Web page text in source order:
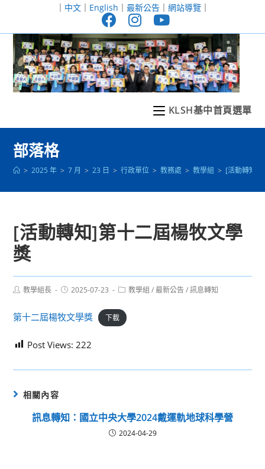
至
｜ 中文｜ English ｜ 最新公告｜ 網站導覽｜
KLSH基中首頁選單
部落格
> 2025 年 > 7 月 > 23 日 > 行政單位 > 教務處 > 教學組 > [活動轉知]
[活動轉知]第十二屆楊牧文學
獎
Post教學組長
Post2025-07-23
Post教學組 / 最新公告 / 訊息轉知
第十二屆楊牧文學獎 下載
Post Views: 222
相關內容
訊息轉知：國立中央大學2024戴運軌地球科學營
2024-04-29